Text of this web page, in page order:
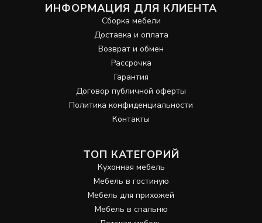
ИНФОРМАЦИЯ ДЛЯ КЛИЕНТА
Сборка мебели
Доставка и оплата
Возврат и обмен
Рассрочка
Гарантия
Договор публичной оферты
Политика конфиденциальности
Контакты
ТОП КАТЕГОРИЙ
Кухонная мебель
Мебель в гостиную
Мебель для прихожей
Мебель в спальню